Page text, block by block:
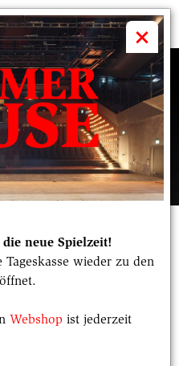
×
neue Spielzeit!
wieder zu den
Webshop ist jederzeitan
Wissenschaften in